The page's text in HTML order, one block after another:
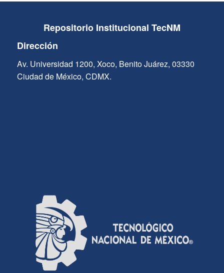
Repositorio Institucional TecNM
Dirección
Av. Universidad 1200, Xoco, Benito Juárez, 03330
Ciudad de México, CDMX.